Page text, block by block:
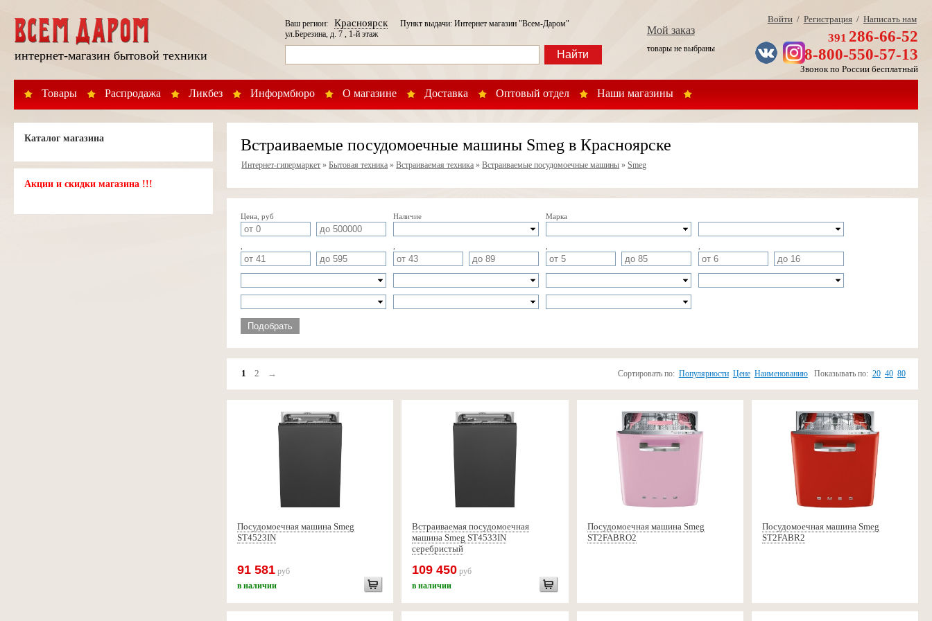
интернет-магазин бытовой техники
Товары Распродажа Ликбез Информбюро О магазине Доставка Оптовый отдел Наши магазины
Ваш регион:КрасноярскПункт выдачи: Интернет магазин "Всем-Даром"
ул.Березина, д. 7 , 1-й этаж
Найти
Мой заказ
товары не выбраны
Войти/ Регистрация/ Написать нам
391 286-66-52
8-800-550-57-13
Звонок по России бесплатный
Каталог магазина
Акции и скидки магазина !!!
Встраиваемые посудомоечные машины Smeg в Красноярске
Интернет-гипермаркет »Бытовая техника »Встраиваемая техника »Встраиваемые посудомоечные машины »Smeg
Цена, руб Наличие Марка
Подобрать
1 2 → Сортировать по: Популярности Цене Наименованию Показывать по: 20 40 80
Посудомоечная машина Smeg
ST4523IN
91 581 руб
в наличии
Встраиваемая посудомоечная
машина Smeg ST4533IN
серебристый
109 450 руб
в наличии
Посудомоечная машина Smeg
ST2FABRO2
Посудомоечная машина Smeg
ST2FABR2